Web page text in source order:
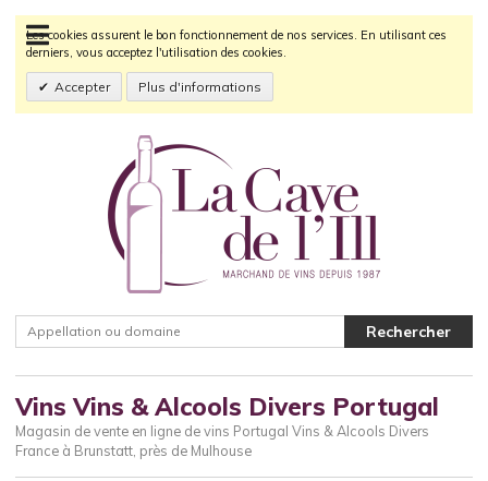
Les cookies assurent le bon fonctionnement de nos services. En utilisant ces
derniers, vous acceptez l'utilisation des cookies.
Accepter Plus d'informations
Vins Vins & Alcools Divers Portugal
Magasin de vente en ligne de vins Portugal Vins & Alcools Divers
France à Brunstatt, près de Mulhouse